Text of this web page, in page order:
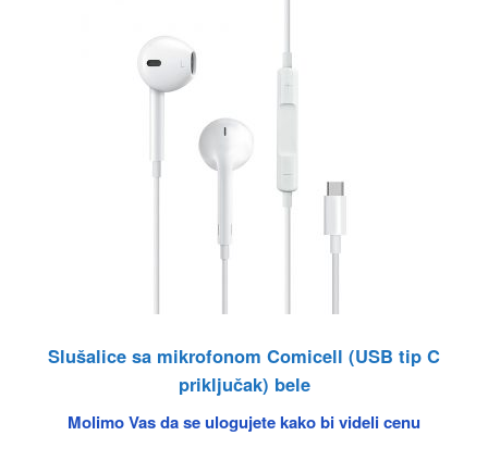
Slušalice sa mikrofonom Comicell (USB tip C
priključak) bele
Molimo Vas da se ulogujete kako bi videli cenu